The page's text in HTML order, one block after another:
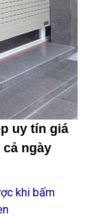
uy tín giá
cả ngày
khi bấm